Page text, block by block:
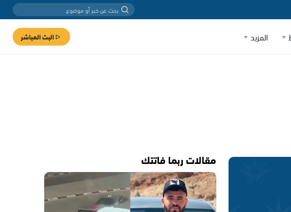
المزيد البث المباشر
مقالات ربما فاتتك